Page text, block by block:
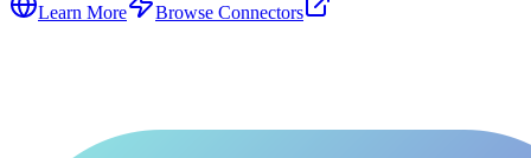
Learn More Browse Connectors